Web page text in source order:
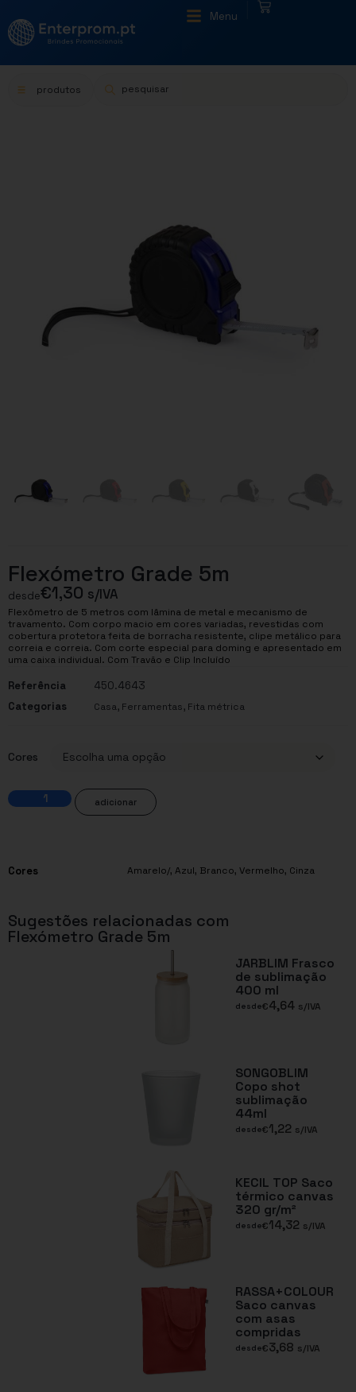
Menu
produtos
Flexómetro Grade 5m
desde€1,30 s/IVA
Flexômetro de 5 metros com lâmina de metal e mecanismo de
travamento. Com corpo macio em cores variadas, revestidas com
cobertura protetora feita de borracha resistente, clipe metálico para
correia e correia. Com corte especial para doming e apresentado em
uma caixa individual. Com Travão e Clip Incluído
Referência
450.4643
Categorias
Casa, Ferramentas, Fita métrica
Cores
adicionar
Cores Amarelo/, Azul, Branco, Vermelho, Cinza
Sugestões relacionadas com
Flexómetro Grade 5m
JARBLIM Frasco
de sublimação
400 ml
desde€4,64 s/IVA
SONGOBLIM
Copo shot
sublimação
44ml
desde€1,22 s/IVA
KECIL TOP Saco
térmico canvas
320 gr/m²
desde€14,32 s/IVA
RASSA+COLOUR
Saco canvas
com asas
compridas
desde€3,68 s/IVA